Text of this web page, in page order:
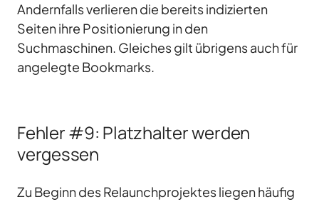
Andernfalls verlieren die bereits indizierten
Seiten ihre Positionierung in den
Suchmaschinen. Gleiches gilt übrigens auch für
angelegte Bookmarks.
Fehler #9: Platzhalter werden
vergessen
Zu Beginn des Relaunchprojektes liegen häufig